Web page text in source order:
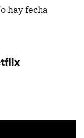
hay fecha